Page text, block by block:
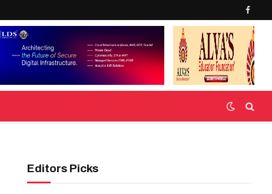
Editors Picks